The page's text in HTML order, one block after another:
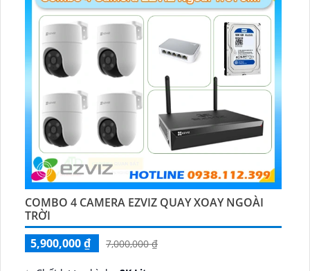
COMBO 4 CAMERA EZVIZ QUAY XOAY NGOÀI
TRỜI
5,900,000 ₫
7,000,000 ₫